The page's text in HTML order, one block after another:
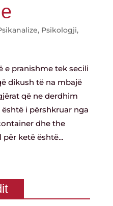
, Psikologji,
e pranishme tek secili
dikush të na mbajë
që ne derdhim
i përshkruar nga
dhe the
ketë është...